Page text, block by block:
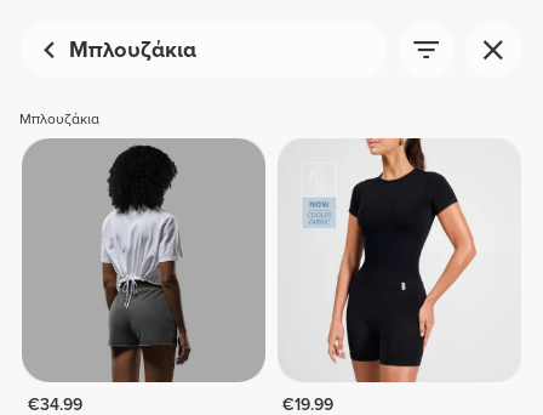
Μπλουζάκια
Μπλουζάκια
€34.99
€19.99